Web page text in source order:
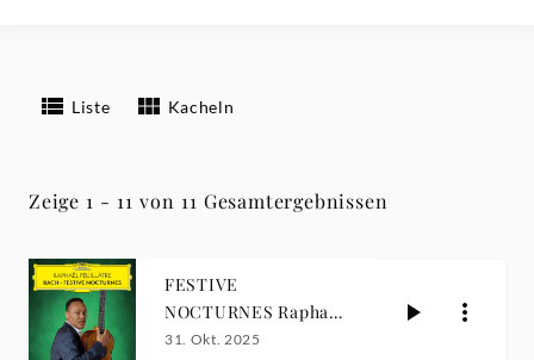
Liste Kacheln
Zeige 1 - 11 von 11 Gesamtergebnissen
FESTIVE
NOCTURNES Raphaël
Feuillâtre
31. Okt. 2025